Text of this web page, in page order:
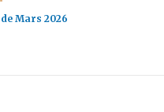
Mars 2026